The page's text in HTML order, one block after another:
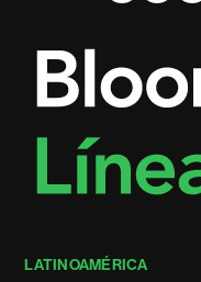
LATINOAMÉRICA